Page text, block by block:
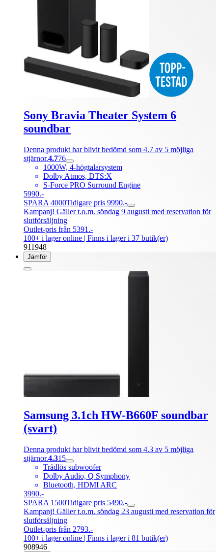
Sony Bravia Theater System 6
soundbar
Denna produkt har blivit bedömd som 4.7 av 5 möjliga
stjärnor.4.776
1000W, 4-högtalarsystem
Dolby Atmos, DTS:X
S-Force PRO Surround Engine
5990.-
SPARA 4000Tidigare pris 9990.-
Kampanj! Gäller t.o.m. söndag 9 augusti med reservation för
slutförsäljning
Outlet-pris från 5391.-
100+ i lager online | Finns i lager i 37 butik(er)
911948
Jämför
Samsung 3.1ch HW-B660F soundbar
(svart)
Denna produkt har blivit bedömd som 4.3 av 5 möjliga
stjärnor.4.315
Trådlös subwoofer
Dolby Audio, Q Symphony
Bluetooth, HDMI ARC
3990.-
SPARA 1500Tidigare pris 5490.-
Kampanj! Gäller t.o.m. söndag 23 augusti med reservation för
slutförsäljning
Outlet-pris från 2793.-
100+ i lager online | Finns i lager i 81 butik(er)
908946